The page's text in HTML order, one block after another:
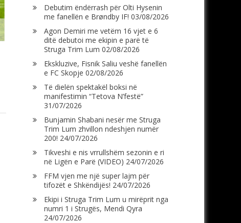
Debutim ëndërrash për Olti Hysenin
me fanellën e Brøndby IF! 03/08/2026
Agon Demiri me vetëm 16 vjet e 6
ditë debutoi me ekipin e parë të
Struga Trim Lum 02/08/2026
Ekskluzive, Fisnik Saliu veshë fanellën
e FC Skopje 02/08/2026
Të dielën spektakël boksi në
manifestimin “Tetova N’festë”
31/07/2026
Bunjamin Shabani nesër me Struga
Trim Lum zhvillon ndeshjen numër
200! 24/07/2026
Tikveshi e nis vrrullshëm sezonin e ri
në Ligën e Parë (VIDEO) 24/07/2026
FFM vjen me një super lajm për
tifozët e Shkëndijës! 24/07/2026
Ekipi i Struga Trim Lum u mirëprit nga
numri 1 i Strugës, Mendi Qyra
24/07/2026